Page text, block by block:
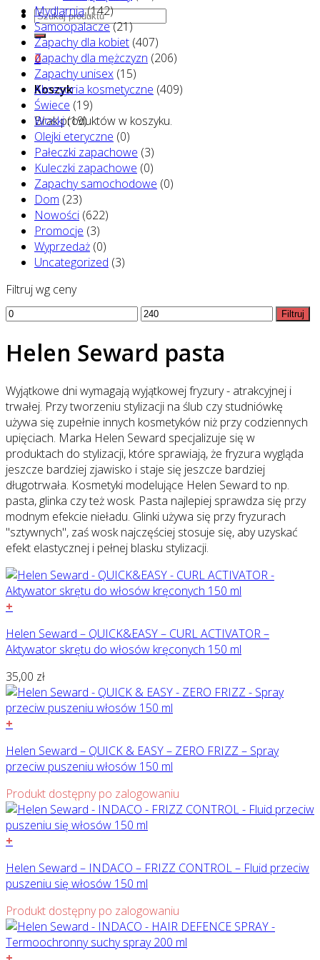
Szukaj:
0
Koszyk
Brak produktów w koszyku.
Mydlarnia(142)
Samoopalacze(21)
Zapachy dla kobiet (407)
Zapachy dla mężczyzn (206)
Zapachy unisex (15)
Akcesoria kosmetyczne (409)
Świece (19)
Woski (19)
Olejki eteryczne (0)
Pałeczki zapachowe (3)
Kuleczki zapachowe (0)
Zapachy samochodowe (0)
Dom (23)
Nowości (622)
Promocje (3)
Wyprzedaż (0)
Uncategorized (3)
Filtruj wg ceny
Cena
min.
Cena
maks.
Filtruj
Helen Seward pasta
Wyjątkowe dni wymagają wyjątkowej fryzury - atrakcyjnej i
trwałej. Przy tworzeniu stylizacji na ślub czy studniówkę
używa się zupełnie innych kosmetyków niż przy codziennych
upięciach. Marka Helen Seward specjalizuje się w
produktach do stylizacji, które sprawiają, że fryzura wygląda
jeszcze bardziej zjawisko i staje się jeszcze bardziej
długotrwała. Kosmetyki modelujące Helen Seward to np.
pasta, glinka czy też wosk. Pasta najlepiej sprawdza się przy
modnym efekcie nieładu. Glinki używa się przy fryzurach
"sztywnych", zaś wosk najczęściej stosuje się, aby uzyskać
efekt elastycznej i pełnej blasku stylizacji.
+
Helen Seward – QUICK&EASY – CURL ACTIVATOR –
Aktywator skrętu do włosów kręconych 150 ml
35,00 zł
+
Helen Seward – QUICK & EASY – ZERO FRIZZ – Spray
przeciw puszeniu włosów 150 ml
Produkt dostępny po zalogowaniu
+
Helen Seward – INDACO – FRIZZ CONTROL – Fluid przeciw
puszeniu się włosów 150 ml
Produkt dostępny po zalogowaniu